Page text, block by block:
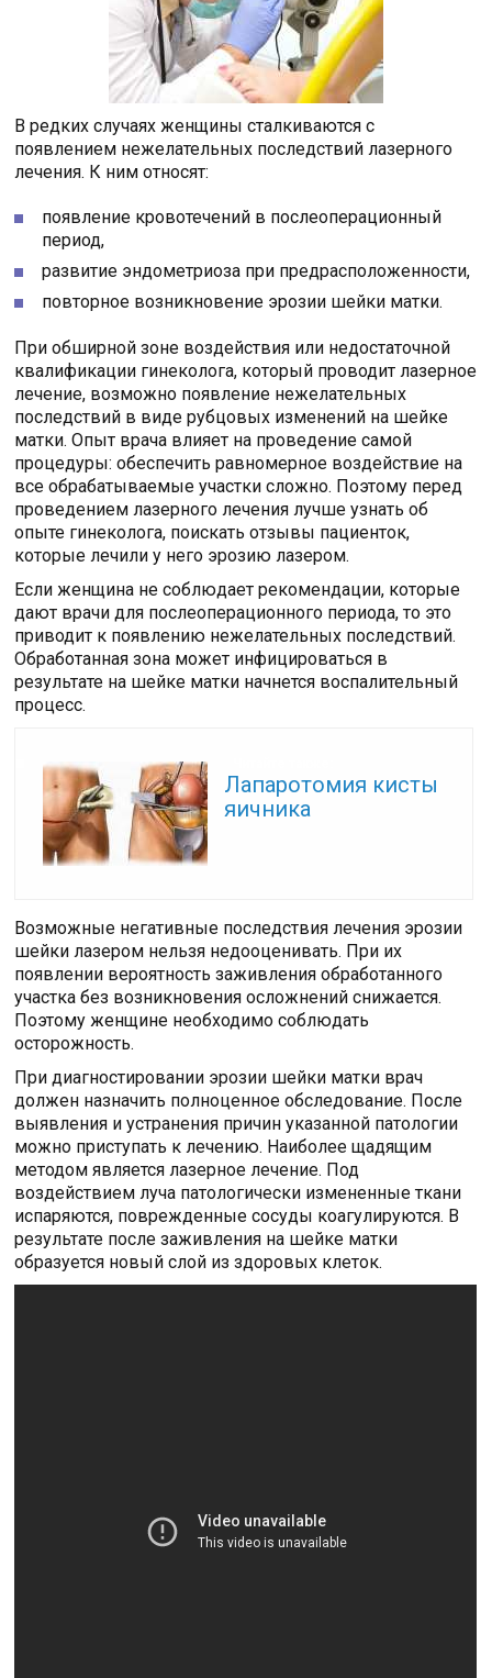
В редких случаях женщины сталкиваются с
появлением нежелательных последствий лазерного
лечения. К ним относят:
появление кровотечений в послеоперационный
период,
развитие эндометриоза при предрасположенности,
повторное возникновение эрозии шейки матки.
При обширной зоне воздействия или недостаточной
квалификации гинеколога, который проводит лазерное
лечение, возможно появление нежелательных
последствий в виде рубцовых изменений на шейке
матки. Опыт врача влияет на проведение самой
процедуры: обеспечить равномерное воздействие на
все обрабатываемые участки сложно. Поэтому перед
проведением лазерного лечения лучше узнать об
опыте гинеколога, поискать отзывы пациенток,
которые лечили у него эрозию лазером.
Если женщина не соблюдает рекомендации, которые
дают врачи для послеоперационного периода, то это
приводит к появлению нежелательных последствий.
Обработанная зона может инфицироваться в
результате на шейке матки начнется воспалительный
процесс.
Лапаротомия кисты
яичника
Возможные негативные последствия лечения эрозии
шейки лазером нельзя недооценивать. При их
появлении вероятность заживления обработанного
участка без возникновения осложнений снижается.
Поэтому женщине необходимо соблюдать
осторожность.
При диагностировании эрозии шейки матки врач
должен назначить полноценное обследование. После
выявления и устранения причин указанной патологии
можно приступать к лечению. Наиболее щадящим
методом является лазерное лечение. Под
воздействием луча патологически измененные ткани
испаряются, поврежденные сосуды коагулируются. В
результате после заживления на шейке матки
образуется новый слой из здоровых клеток.